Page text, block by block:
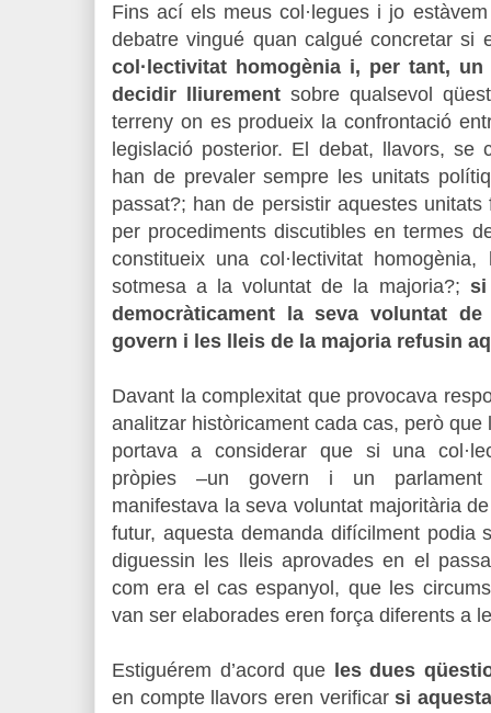
Fins ací els meus col·legues i jo
debatre vingué quan calgué concretar si
col·lectivitat homogènia i, per tant,
decidir lliurement sobre qualsevol
terreny on es ­produeix la confrontació
legislació posterior. El debat, llavors, se
han de prevaler sempre les unitats
passat?; han de persistir aquestes
per procediments discutibles en termes
constitueix una col·lectivitat
sotmesa a la voluntat de la majoria?; si
democràticament la seva voluntat
govern i les lleis de la majoria refusin
Davant la complexitat que provocava
analitzar històricament cada cas, però
portava a considerar que si una
pròpies –un govern i un parlament
manifestava la seva voluntat majoritària
futur, aquesta demanda difícilment podia
diguessin les lleis aprovades en el
com era el cas espanyol, que les
van ser elaborades eren força diferents a
Estiguérem d’acord que
les dues
en compte llavors eren verificarsi